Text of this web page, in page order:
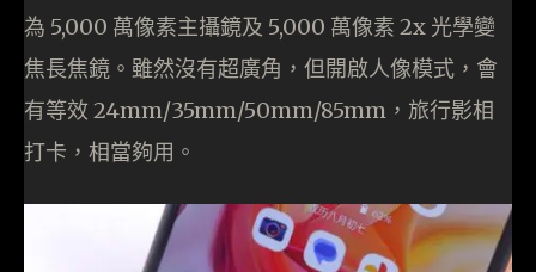
為 5,000 萬像素主攝鏡及 5,000 萬像素 2x 光學變
焦長焦鏡。雖然沒有超廣角，但開啟人像模式，會
有等效 24mm/35mm/50mm/85mm，旅行影相
打卡，相當夠用。